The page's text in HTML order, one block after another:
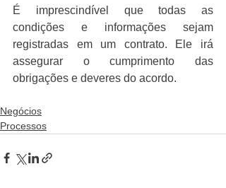
É imprescindível que todas as
condições e informações sejam
registradas em um contrato. Ele irá
assegurar o cumprimento das
obrigações e deveres do acordo.
Negócios
Processos